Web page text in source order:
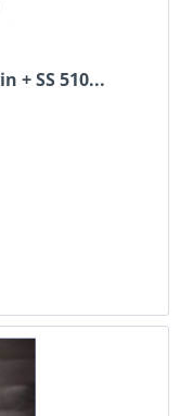
+ SS 510...